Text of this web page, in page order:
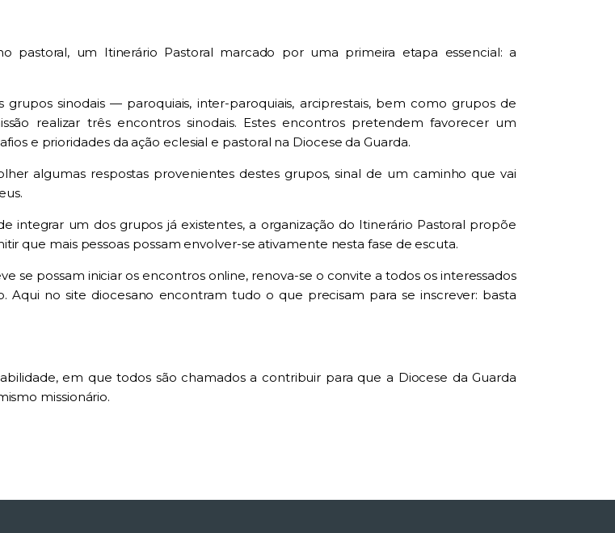
pastoral, um Itinerário Pastoral marcado por uma primeira etapa essencial: a
sinodais — paroquiais, inter-paroquiais, arciprestais, bem como grupos de
realizar três encontros sinodais. Estes encontros pretendem favorecer um
e prioridades da ação eclesial e pastoral na Diocese da Guarda.
algumas respostas provenientes destes grupos, sinal de um caminho que vai
um dos grupos já existentes, a organização do Itinerário Pastoral propõe
que mais pessoas possam envolver-se ativamente nesta fase de escuta.
se possam iniciar os encontros online, renova-se o convite a todos os interessados
Aqui no site diocesano encontram tudo o que precisam para se inscrever: basta
em que todos são chamados a contribuir para que a Diocese da Guarda
missionário.